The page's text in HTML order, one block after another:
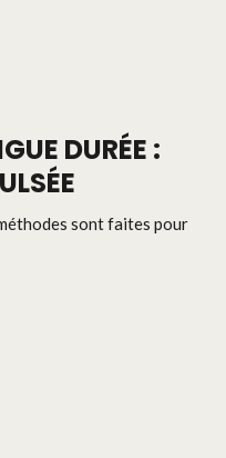
DURÉE :
sont faites pour